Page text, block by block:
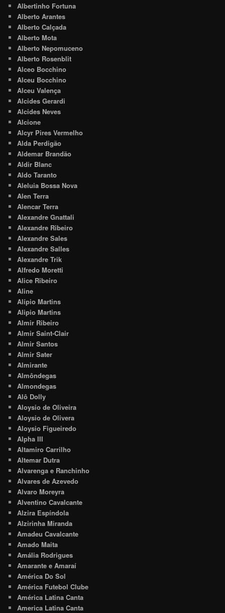
Albertinho Fortuna
Alberto Arantes
Alberto Calçada
Alberto Mota
Alberto Nepomuceno
Alberto Rosenblit
Alceo Bocchino
Alceu Bocchino
Alceu Valença
Alcides Gerardi
Alcides Neves
Alcione
Alcyr Pires Vermelho
Alda Perdigão
Aldemar Brandão
Aldir Blanc
Aldo Taranto
Aleluia Bossa Nova
Alen Terra
Alencar Terra
Alexandre Gnattali
Alexandre Ribeiro
Alexandre Sales
Alexandre Salles
Alexandre Trik
Alfredo Moretti
Alice Ribeiro
Aline
Alípio Martins
Alipio Martins
Almir Ribeiro
Almir Saint-Clair
Almir Santos
Almir Sater
Almirante
Almôndegas
Almondegas
Alô Dolly
Aloysio de Oliveira
Aloysio de Olivera
Aloysio Figueiredo
Alpha III
Altamiro Carrilho
Altemar Dutra
Alvarenga e Ranchinho
Alvares de Azevedo
Alvaro Moreyra
Alventino Cavalcante
Alzira Espíndola
Alzirinha Miranda
Amadeu Cavalcante
Amado Maita
Amália Rodrigues
Amarante e Amaraí
América Do Sol
América Futebol Clube
América Latina Canta
America Latina Canta